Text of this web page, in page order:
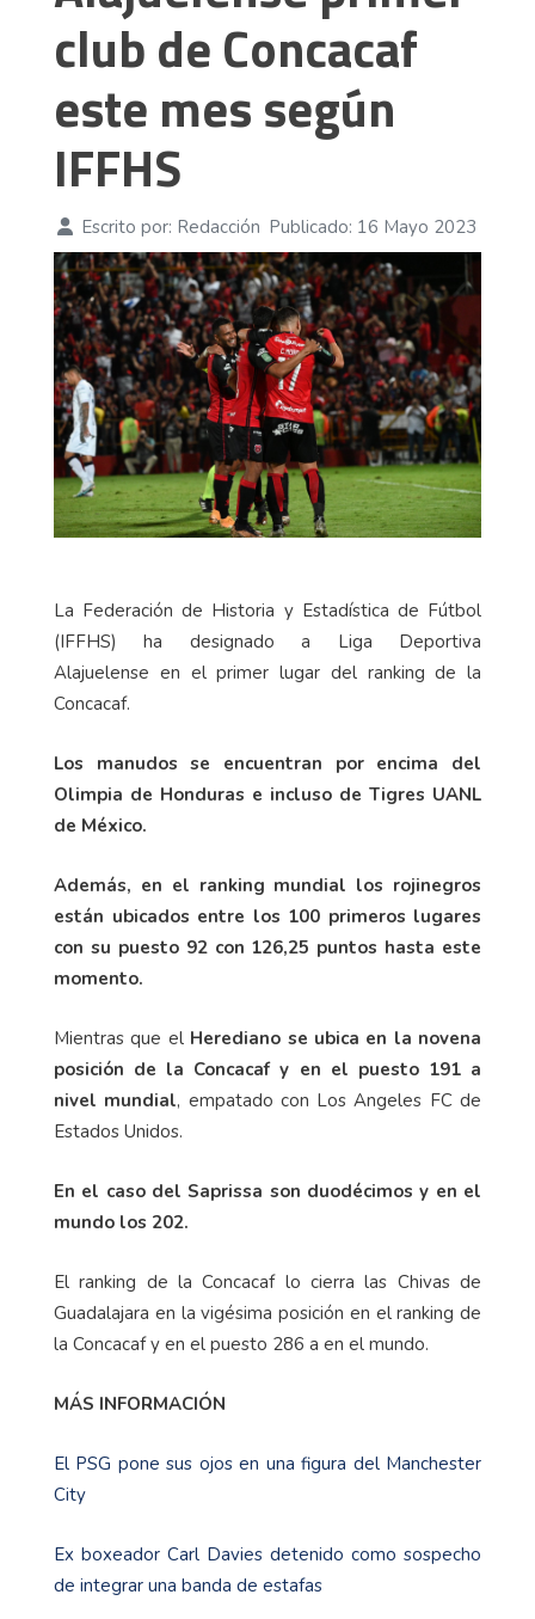
club de Concacaf
este mes según
IFFHS
Escrito por: Redacción Publicado: 16 Mayo 2023
La Federación de Historia y Estadística de Fútbol
(IFFHS) ha designado a Liga Deportiva
Alajuelense en el primer lugar del ranking de la
Concacaf.
Los manudos se encuentran por encima del
Olimpia de Honduras e incluso de Tigres UANL
de México.
Además, en el ranking mundial los rojinegros
están ubicados entre los 100 primeros lugares
con su puesto 92 con 126,25 puntos hasta este
momento.
Mientras que elHerediano se ubica en la novena
posición de la Concacaf y en el puesto 191 a
nivel mundial, empatado con Los Angeles FC de
Estados Unidos.
En el caso del Saprissa son duodécimos y en el
mundo los 202.
El ranking de la Concacaf lo cierra las Chivas de
Guadalajara en la vigésima posición en el ranking de
la Concacaf y en el puesto 286 a en el mundo.
MÁS INFORMACIÓN
El PSG pone sus ojos en una figura del Manchester
City
Ex boxeador Carl Davies detenido como sospecho
de integrar una banda de estafas